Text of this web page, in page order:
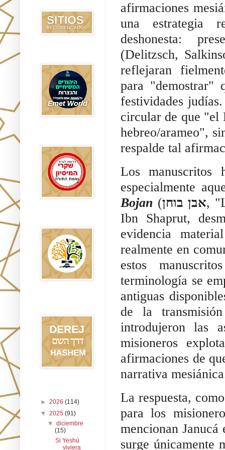
afirmaciones
una estrategia
deshonesta:
(Delitzsch,
reflejaran
para "demostrar"
festividades
circular de que "el
hebreo/arameo",
respalde tal
Los manuscritos
especialmente
Bojan (אבן בוחן,
Ibn Shaprut,
evidencia
realmente en
estos
terminología se
antiguas
de la
introdujeron las
misioneros
afirmaciones de
narrativa
La respuesta,
para los
mencionan
surge únicamente
► 2026 (114)
▼ 2025 (91)
▼diciembre
(15)
Si Yeshú
viviera